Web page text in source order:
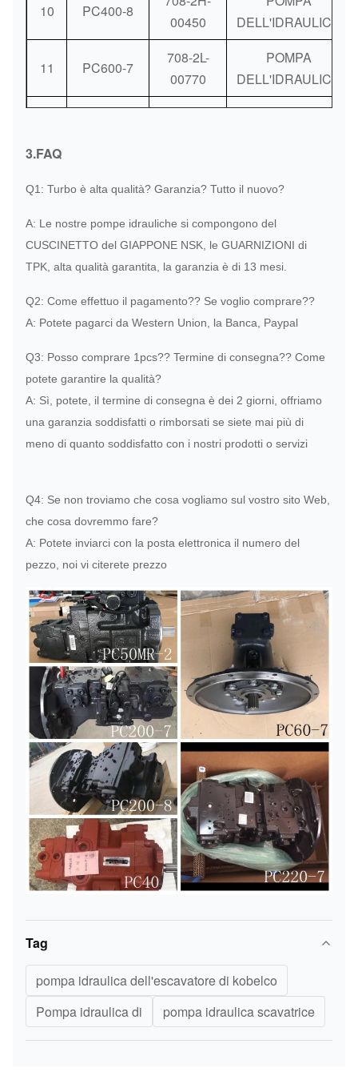
10 PC400-8
00450
DELL'IDRAULICA
11 PC600-7
708-2L-
00770
POMPA
DELL'IDRAULICA
PVD-2B-
705-41-
POMPA
14
PC50MR-
2
708-3S-
00522
POMPA
DELL'IDRAULICA
15 PC60-7
708-1W-
00131
POMPA
DELL'IDRAULICA
16 PC78UU
708-3T-
POMPA
17 PC120-6
708-1L-
00044
POMPA
DELL'IDRAULICA
00300
DELL'IDRAULICA
19 PC200-8
20 PC220-7
708-2L-
00112
POMPA
DELL'IDRAULICA
3.FAQ
Q1: Turbo è alta qualità? Garanzia? Tutto il nuovo?
A: Le nostre pompe idrauliche si compongono del
CUSCINETTO del GIAPPONE NSK, le GUARNIZIONI di
TPK, alta qualità garantita, la garanzia è di 13 mesi.
Q2: Come effettuo il pagamento?? Se voglio comprare??
A: Potete pagarci da Western Union, la Banca, Paypal
Q3: Posso comprare 1pcs?? Termine di consegna?? Come
potete garantire la qualità?
A: Sì, potete, il termine di consegna è dei 2 giorni, offriamo
una garanzia soddisfatti o rimborsati se siete mai più di
meno di quanto soddisfatto con i nostri prodotti o servizi
Q4: Se non troviamo che cosa vogliamo sul vostro sito Web,
che cosa dovremmo fare?
A: Potete inviarci con la posta elettronica il numero del
pezzo, noi vi citerete prezzo
Tag
pompa idraulica dell'escavatore di kobelco
Pompa idraulica di
pompa idraulica scavatrice